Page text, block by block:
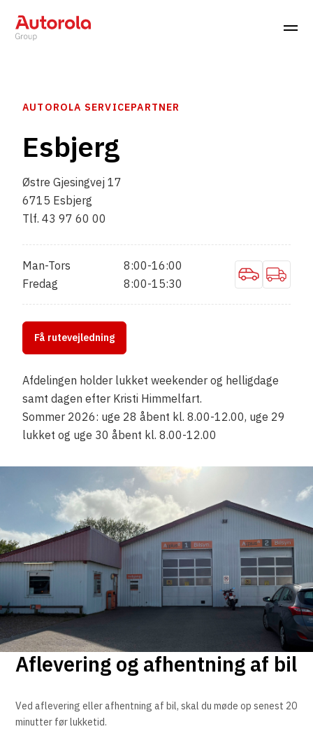
AUTOROLA SERVICEPARTNER
Esbjerg
Østre Gjesingvej 17
6715 Esbjerg
Tlf. 43 97 60 00
Man-Tors
Fredag
8:00-16:00
8:00-15:30
Få rutevejledning
Afdelingen holder lukket weekender og helligdage
samt dagen efter Kristi Himmelfart.
Sommer 2026: uge 28 åbent kl. 8.00-12.00, uge 29
lukket og uge 30 åbent kl. 8.00-12.00
Aflevering og afhentning af bil
Ved aflevering eller afhentning af bil, skal du møde op senest 20
minutter før lukketid.